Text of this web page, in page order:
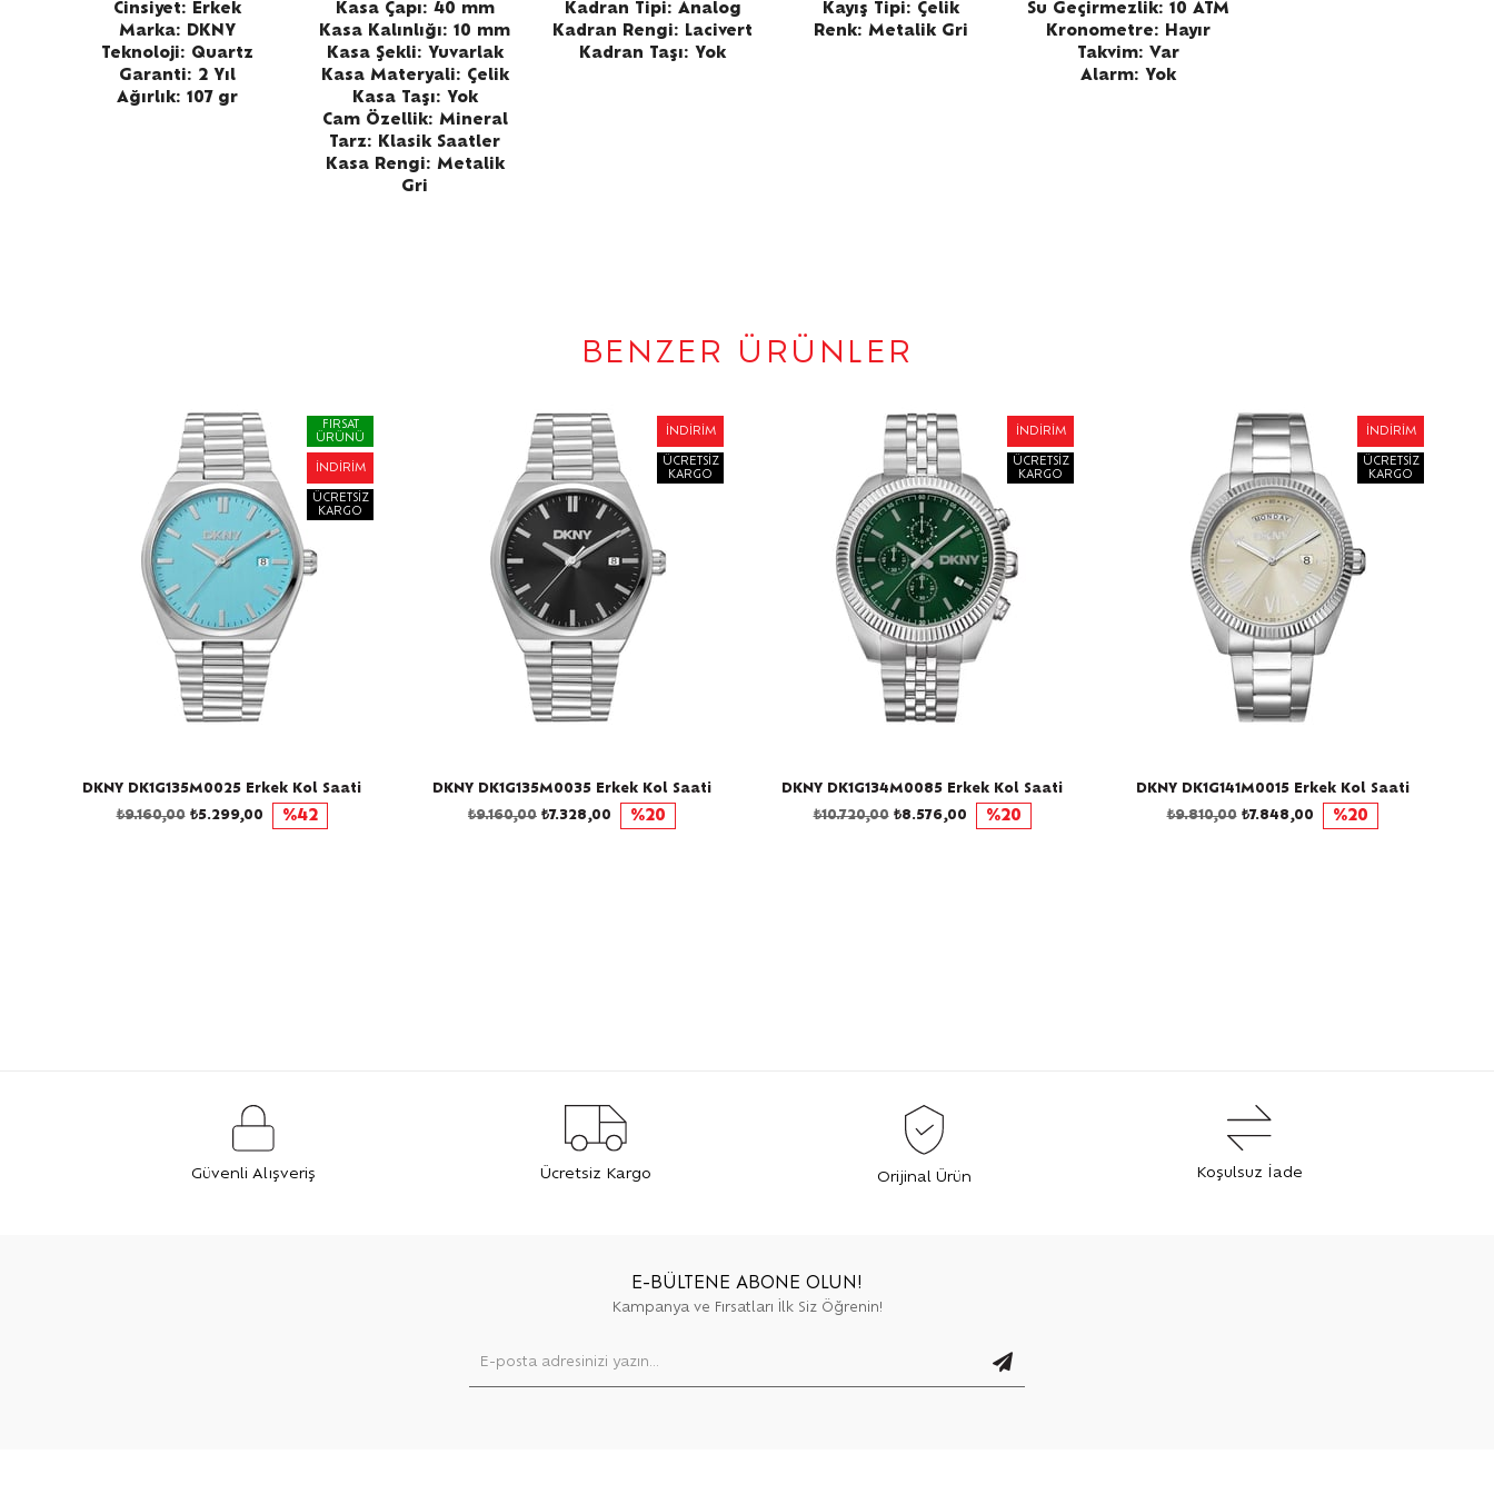
Cinsiyet: Erkek
Marka: DKNY
Teknoloji: Quartz
Garanti: 2 Yıl
Ağırlık: 107 gr
Kasa Çapı: 40 mm
Kasa Kalınlığı: 10 mm
Kasa Şekli: Yuvarlak
Kasa Materyali: Çelik
Kasa Taşı: Yok
Cam Özellik: Mineral
Tarz: Klasik Saatler
Kasa Rengi: Metalik
Gri
Kadran Tipi: Analog
Kadran Rengi:
Lacivert
Kadran Taşı: Yok
Kayış Tipi: Çelik
Renk: Metalik Gri
Su Geçirmezlik: 10 ATM
Kronometre: Hayır
Takvim: Var
Alarm: Yok
BENZER ÜRÜNLER
DKNY DK1G135M0025 Erkek Kol Saati
FIRSAT
ÜRÜNÜ
İNDIRIM
ÜCRETSIZ
KARGO
₺5.299,00
₺9.160,00 %42
DKNY DK1G135M0035 Erkek Kol Saati
İNDIRIM
ÜCRETSIZ
KARGO
₺7.328,00
₺9.160,00 %20
DKNY DK1G134M0085 Erkek Kol Saati
İNDIRIM
ÜCRETSIZ
KARGO
₺8.576,00
₺10.720,00 %20
DKNY DK1G141M0015 Erkek Kol Saati
İNDIRIM
ÜCRETSIZ
KARGO
₺7.848,00
₺9.810,00 %20
Güvenli Alışveriş Ücretsiz Kargo Orijinal Ürün Koşulsuz İade
E-BÜLTENE ABONE OLUN!
Kampanya ve Fırsatları İlk Siz Öğrenin!